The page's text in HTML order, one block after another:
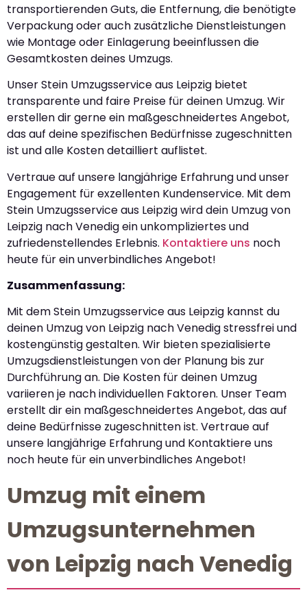
transportierenden Guts, die Entfernung, die benötigte
Verpackung oder auch zusätzliche Dienstleistungen
wie Montage oder Einlagerung beeinflussen die
Gesamtkosten deines Umzugs.
Unser Stein Umzugsservice aus Leipzig bietet
transparente und faire Preise für deinen Umzug. Wir
erstellen dir gerne ein maßgeschneidertes Angebot,
das auf deine spezifischen Bedürfnisse zugeschnitten
ist und alle Kosten detailliert auflistet.
Vertraue auf unsere langjährige Erfahrung und unser
Engagement für exzellenten Kundenservice. Mit dem
Stein Umzugsservice aus Leipzig wird dein Umzug von
Leipzig nach Venedig ein unkompliziertes und
zufriedenstellendes Erlebnis. Kontaktiere uns noch
heute für ein unverbindliches Angebot!
Zusammenfassung:
Mit dem Stein Umzugsservice aus Leipzig kannst du
deinen Umzug von Leipzig nach Venedig stressfrei und
kostengünstig gestalten. Wir bieten spezialisierte
Umzugsdienstleistungen von der Planung bis zur
Durchführung an. Die Kosten für deinen Umzug
variieren je nach individuellen Faktoren. Unser Team
erstellt dir ein maßgeschneidertes Angebot, das auf
deine Bedürfnisse zugeschnitten ist. Vertraue auf
unsere langjährige Erfahrung und Kontaktiere uns
noch heute für ein unverbindliches Angebot!
Umzug mit einem
Umzugsunternehmen
von Leipzig nach Venedig